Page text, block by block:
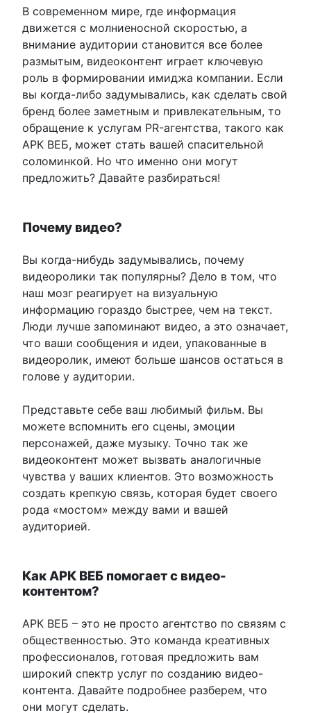
В современном мире, где информация
движется с молниеносной скоростью, а
внимание аудитории становится все более
размытым, видеоконтент играет ключевую
роль в формировании имиджа компании. Если
вы когда-либо задумывались, как сделать свой
бренд более заметным и привлекательным, то
обращение к услугам PR-агентства, такого как
АРК ВЕБ, может стать вашей спасительной
соломинкой. Но что именно они могут
предложить? Давайте разбираться!
Почему видео?
Вы когда-нибудь задумывались, почему
видеоролики так популярны? Дело в том, что
наш мозг реагирует на визуальную
информацию гораздо быстрее, чем на текст.
Люди лучше запоминают видео, а это означает,
что ваши сообщения и идеи, упакованные в
видеоролик, имеют больше шансов остаться в
голове у аудитории.
Представьте себе ваш любимый фильм. Вы
можете вспомнить его сцены, эмоции
персонажей, даже музыку. Точно так же
видеоконтент может вызвать аналогичные
чувства у ваших клиентов. Это возможность
создать крепкую связь, которая будет своего
рода «мостом» между вами и вашей
аудиторией.
Как АРК ВЕБ помогает с видео-
контентом?
АРК ВЕБ – это не просто агентство по связям с
общественностью. Это команда креативных
профессионалов, готовая предложить вам
широкий спектр услуг по созданию видео-
контента. Давайте подробнее разберем, что
они могут сделать.